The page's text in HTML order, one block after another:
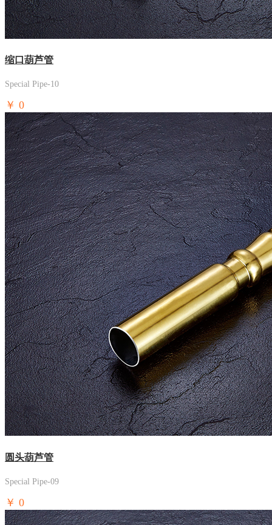
缩口葫芦管
Special Pipe-10
￥ 0
圆头葫芦管
Special Pipe-09
￥ 0